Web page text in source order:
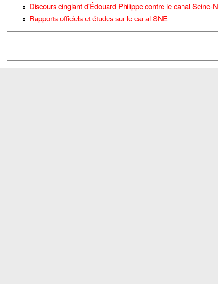
Discours cinglant d'Édouard Philippe contre le canal Seine-
Rapports officiels et études sur le canal SNE